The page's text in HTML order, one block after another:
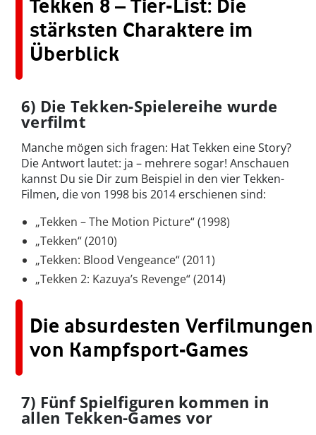
Tekken 8 – Tier-List: Die
stärksten Charaktere im
Überblick
6) Die Tekken-Spielereihe wurde
verfilmt
Manche mögen sich fragen: Hat Tekken eine Story?
Die Antwort lautet: ja – mehrere sogar! Anschauen
kannst Du sie Dir zum Beispiel in den vier Tekken-
Filmen, die von 1998 bis 2014 erschienen sind:
„Tekken – The Motion Picture“ (1998)
„Tekken“ (2010)
„Tekken: Blood Vengeance“ (2011)
„Tekken 2: Kazuya’s Revenge“ (2014)
Die absurdesten Verfilmungen
von Kampfsport-Games
7) Fünf Spielfiguren kommen in
allen Tekken-Games vor